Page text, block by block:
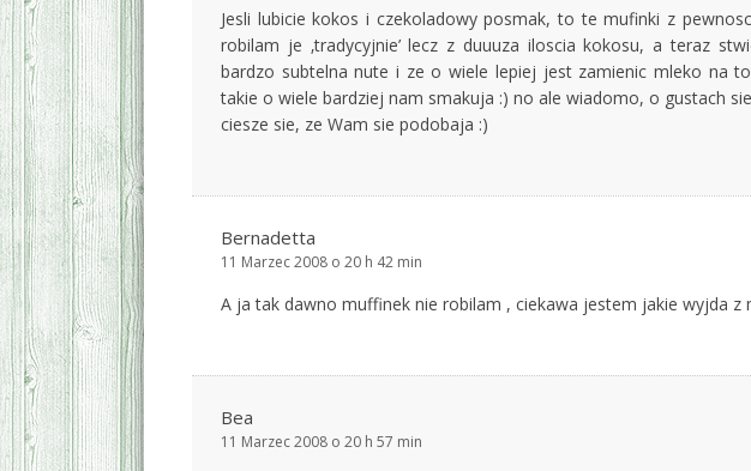
Jesli lubicie kokos i czekoladowy posmak, to te mufinki z
robilam je ‚tradycyjnie’ lecz z duuuza iloscia kokosu, a teraz
bardzo subtelna nute i ze o wiele lepiej jest zamienic mleko na
takie o wiele bardziej nam smakuja :) no ale wiadomo, o gustach
ciesze sie, ze Wam sie podobaja :)
Bernadetta
11 Marzec 2008 o 20 h 42 min
A ja tak dawno muffinek nie robilam , ciekawa jestem jakie wyjda z
Bea
11 Marzec 2008 o 20 h 57 min